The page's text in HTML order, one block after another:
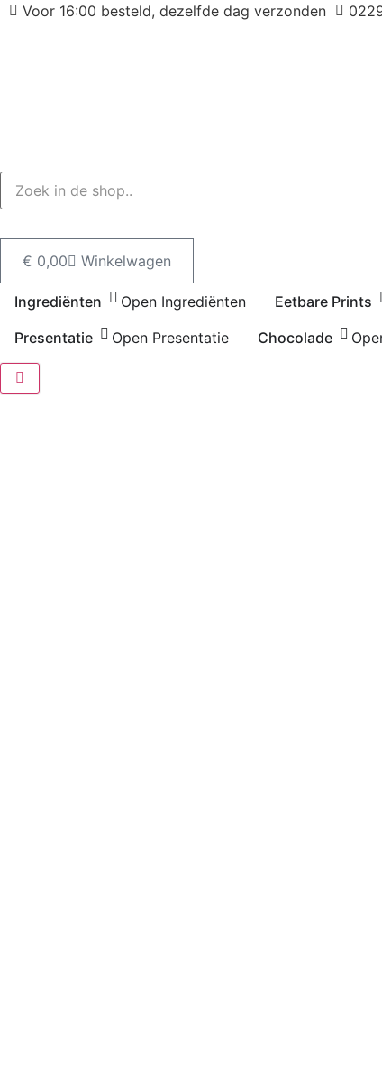
Ga Voor 16:00 besteld, dezelfde dag verzonden
€ 0,00 Winkelwagen
Ingrediënten Open Ingrediënten Eetbare Prints
Presentatie
Open Presentatie Chocolade